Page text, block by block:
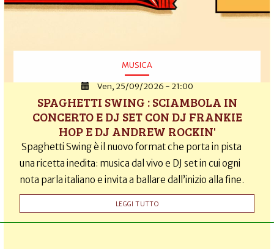
MUSICA
Ven, 25/09/2026 - 21:00
SPAGHETTI SWING : SCIAMBOLA IN
CONCERTO E DJ SET CON DJ FRANKIE
HOP E DJ ANDREW ROCKIN'
Spaghetti Swing è il nuovo format che porta in pista
una ricetta inedita: musica dal vivo e DJ set in cui ogni
nota parla italiano e invita a ballare dall’inizio alla fine.
LEGGI TUTTO